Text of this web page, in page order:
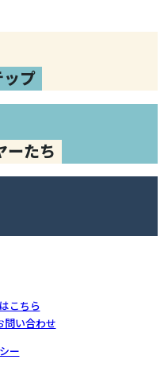
プ
ーたち
こちら
問い合わせ
ー